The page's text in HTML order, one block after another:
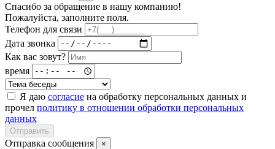
Спасибо за обращение в нашу компанию!
Пожалуйста, заполните поля.
Телефон для связи
Дата звонка
Как вас зовут?
время
Я даю согласие на обработку персональных данных и
прочел политику в отношении обработки персональных
данных
Отправить
Отправка сообщения ×